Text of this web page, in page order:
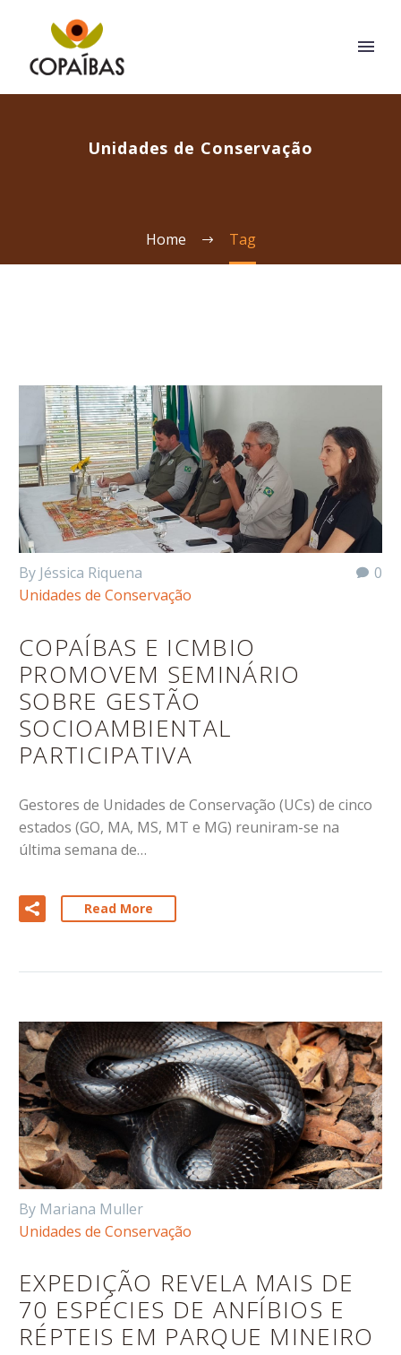
Unidades de Conservação
Home Tag
0
By Jéssica Riquena
Unidades de Conservação
COPAÍBAS E ICMBIO
PROMOVEM SEMINÁRIO
SOBRE GESTÃO
SOCIOAMBIENTAL
PARTICIPATIVA
Gestores de Unidades de Conservação (UCs) de cinco
estados (GO, MA, MS, MT e MG) reuniram-se na
última semana de…
Read More
By Mariana Muller
Unidades de Conservação
EXPEDIÇÃO REVELA MAIS DE
70 ESPÉCIES DE ANFÍBIOS E
RÉPTEIS EM PARQUE MINEIRO